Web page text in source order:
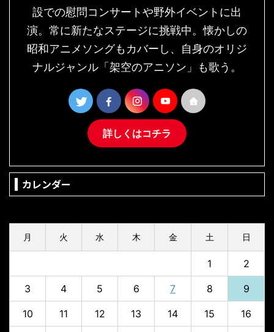
設での慰問コンサートや野外イベントに出
演。常に新たなステージに挑戦中。懐かしの
昭和アニメソングもカバーし、自身のオリジ
ナルジャンル「架空のアニソン」も歌う。
詳しくはコチラ
カレンダー
月 火 水 木 金 土 日
1 2
3 4 5 6 7 8 9
10 11 12 13 14 15 16